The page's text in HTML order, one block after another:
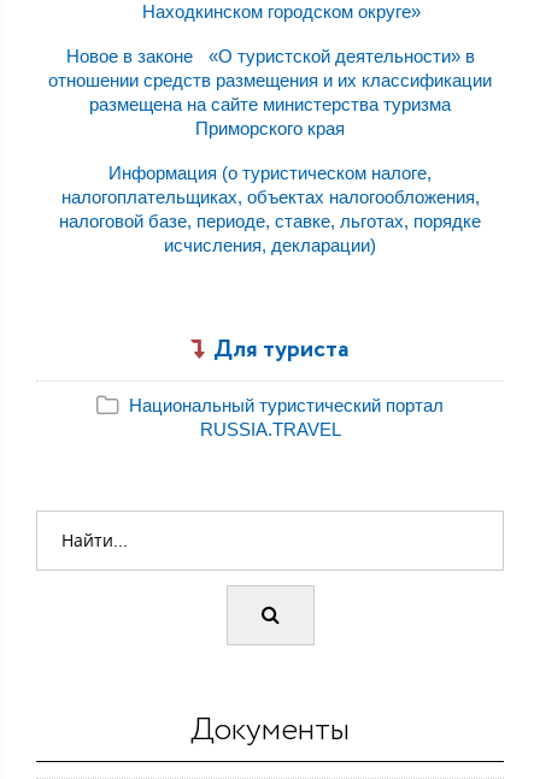
Находкинском городском округе»
Новое в законе «О туристской деятельности» в
отношении средств размещения и их классификации
размещена на сайте министерства туризма
Приморского края
Информация (о туристическом налоге,
налогоплательщиках, объектах налогообложения,
налоговой базе, периоде, ставке, льготах, порядке
исчисления, декларации)
Для туриста
Национальный туристический портал
RUSSIA.TRAVEL
Документы